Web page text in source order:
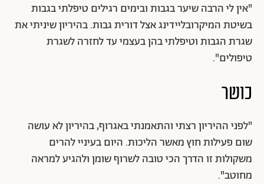
"אין לי הרבה שיער בגבות ובימים רגילים טיפלתי בגבות
בשיטת המיקרובליידינג אצל דורית גבות. בהיריון שיניתי את
שגרת הגבות וטיפלתי בהן בעצמי עד לחזרה לשגרת
טיפולים".
כושר
"לפני ההיריון רצתי והתאמנתי באגרוף, בהיריון לא עושה
שום פעילות חוץ מאשר הליכות. היום בעיניי להרים
משקולות זו הדרך הכי טובה לשרוף שומן ולהגיע למראה
מחוטב".